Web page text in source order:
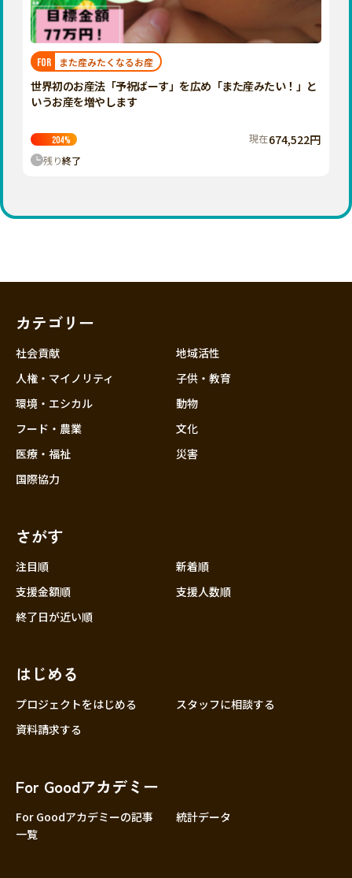
近畿
滋賀
大阪
奈良
広島
FOR また産みたくなるお産
世界初のお産法「予祝ばーす」を広め「また産みたい！」と
いうお産を増やします
204% 現在674,522円
残り終了
カテゴリー
社会貢献
人権・マイノリティ
環境・エシカル
フード・農業
医療・福祉
国際協力
地域活性
子供・教育
動物
文化
災害
さがす
注目順
新着順
支援金額順
支援人数順
終了日が近い順
はじめる
プロジェクトをはじめる
スタッフに相談する
資料請求する
For Goodアカデミー
For Goodアカデミーの記事
一覧
統計データ